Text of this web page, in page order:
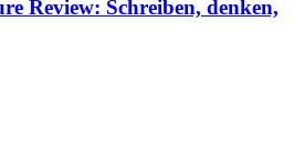
Review: Schreiben, denken,